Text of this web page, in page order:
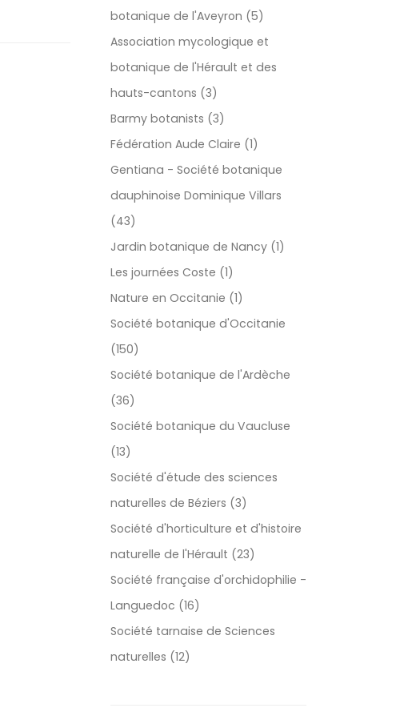
botanique de l'Aveyron (5)
Association mycologique et
botanique de l'Hérault et des
hauts-cantons (3)
Barmy botanists (3)
Fédération Aude Claire (1)
Gentiana - Société botanique
dauphinoise Dominique Villars
(43)
Jardin botanique de Nancy (1)
Les journées Coste (1)
Nature en Occitanie (1)
Société botanique d'Occitanie
(150)
Société botanique de l'Ardèche
(36)
Société botanique du Vaucluse
(13)
Société d'étude des sciences
naturelles de Béziers (3)
Société d'horticulture et d'histoire
naturelle de l'Hérault (23)
Société française d'orchidophilie -
Languedoc (16)
Société tarnaise de Sciences
naturelles (12)